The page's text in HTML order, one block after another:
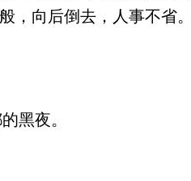
，向后倒去，人事不省
黑夜。